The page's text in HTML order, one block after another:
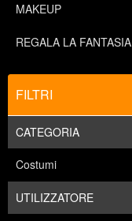
MAKEUP
REGALA LA FANTASIA
FILTRI
CATEGORIA
Costumi
UTILIZZATORE